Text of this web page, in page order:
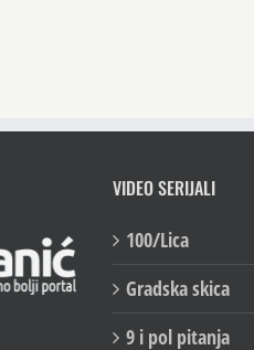
VIDEO SERIJALI
100/Lica
Gradska skica
9 i pol pitanja